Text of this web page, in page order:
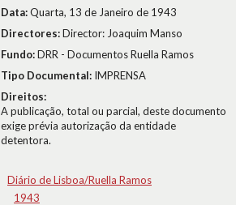
Data:Quarta, 13 de Janeiro de 1943
Directores:Director: Joaquim Manso
Fundo:DRR - Documentos Ruella Ramos
Tipo Documental: IMPRENSA
Direitos:
A publicação, total ou parcial, deste documento
exige prévia autorização da entidade
detentora.
Diário de Lisboa/Ruella Ramos
1943